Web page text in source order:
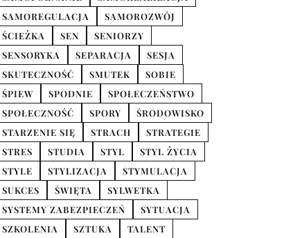
SAMOREGULACJA
SAMOROZWÓJ
ŚCIEŻKA
SEN
SENIORZY
SENSORYKA
SEPARACJA
SESJA
SKUTECZNOŚĆ
SMUTEK
SOBIE
ŚPIEW
SPODNIE
SPOŁECZEŃSTWO
SPOŁECZNOŚĆ
SPORY
ŚRODOWISKO
STARZENIE SIĘ
STRACH
STRATEGIE
STRES
STUDIA STYL
STYL ŻYCIA
STYLE
STYLIZACJA
STYMULACJA
SUKCES
ŚWIĘTA
SYLWETKA
SYSTEMY ZABEZPIECZEŃ
SYTUACJA
SZKOLENIA
SZTUKA TALENT